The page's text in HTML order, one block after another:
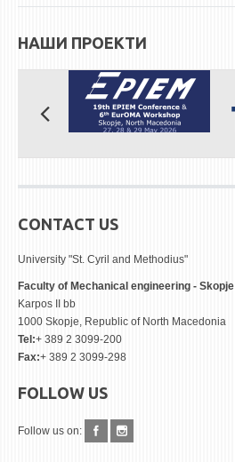
НАШИ ПРОЕКТИ
CONTACT US
University "St. Cyril and Methodius"
Faculty of Mechanical engineering - Skopje
Karpos II bb
1000 Skopje, Republic of North Macedonia
Tel:+ 389 2 3099-200
Fax:+ 389 2 3099-298
FOLLOW US
Follow us on: